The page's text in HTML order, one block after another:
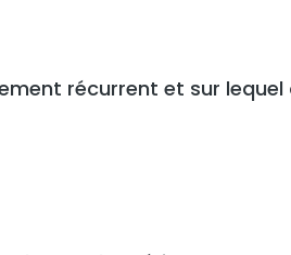
récurrent et sur lequel